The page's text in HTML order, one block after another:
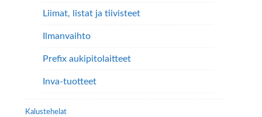
Liimat, listat ja tiivisteet
Ilmanvaihto
Prefix aukipitolaitteet
Inva-tuotteet
Kalustehelat